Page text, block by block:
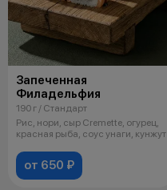
Запеченная
Филадельфия
190 г / Стандарт
Рис, нори, сыр Cremette, огурец,
красная рыба, соус унаги, кунжут
от 650 ₽